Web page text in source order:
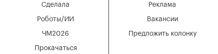
Сделала
Роботы/ИИ
ЧМ2026
Прокачаться
Вакансии
Реклама
Предложить колонку